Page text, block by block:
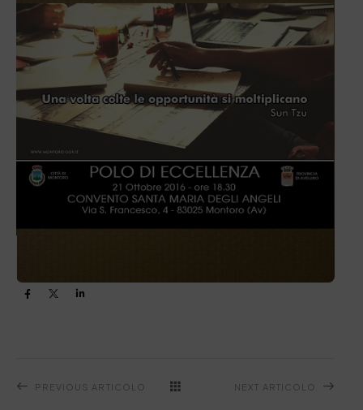
PREVIOUS ARTICOLO NEXT ARTICOLO